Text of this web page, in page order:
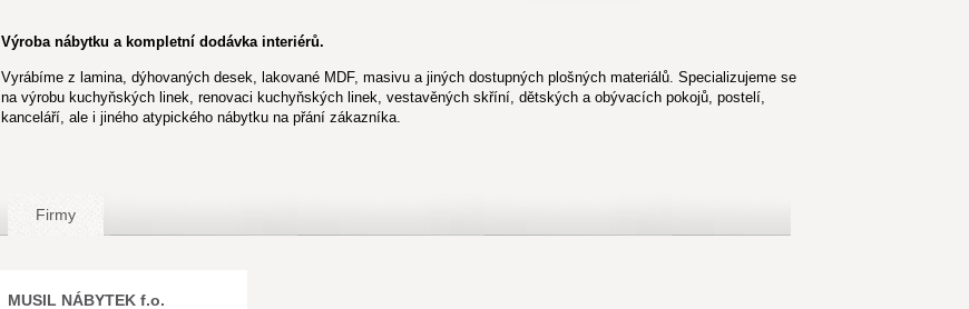
Výroba nábytku a kompletní dodávka interiérů.
Vyrábíme z lamina, dýhovaných desek, lakované MDF, masivu a jiných dostupných plošných materiálů. Specializujeme se
na výrobu kuchyňských linek, renovaci kuchyňských linek, vestavěných skříní, dětských a obývacích pokojů, postelí,
kanceláří, ale i jiného atypického nábytku na přání zákazníka.
Firmy
MUSIL NÁBYTEK f.o.